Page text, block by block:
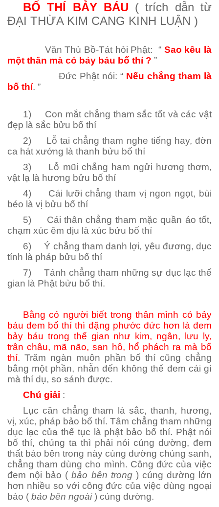
BỐ THÍ BẢY BÁU ( trích dẫn từ
ĐẠI THỪA KIM CANG KINH LUẬN )
Văn Thù Bồ-Tát hỏi Phật: “ Sao kêu là
một thân mà có bảy báu bố thí ? ”
Đức Phật nói: “ Nếu chẳng tham là
bố thí. ”
1) Con mắt chẳng tham sắc tốt và các vật
đẹp là sắc bửu bố thí
2) Lỗ tai chẳng tham nghe tiếng hay, đờn
ca hát xướng là thanh bửu bố thí
3) Lỗ mũi chẳng ham ngửi hương thơm,
vật lạ là hương bửu bố thí
4) Cái lưỡi chẳng tham vị ngon ngọt, bùi
béo là vị bửu bố thí
5) Cái thân chẳng tham mặc quần áo tốt,
chạm xúc êm dịu là xúc bửu bố thí
6) Ý chẳng tham danh lợi, yêu đương, dục
tính là pháp bửu bố thí
7) Tánh chẳng tham những sự dục lạc thế
gian là Phật bửu bố thí.
Bằng có người biết trong thân mình có bảy
báu đem bố thí thì đặng phước đức hơn là đem
bảy báu trong thế gian như kim, ngân, lưu ly,
trân châu, mã não, san hô, hổ phách ra mà bố
thí. Trăm ngàn muôn phần bố thí cũng chẳng
bằng một phần, nhẫn đến không thể đem cái gì
mà thí dụ, so sánh được.
Chú giải :
Lục căn chẳng tham là sắc, thanh, hương,
vị, xúc, pháp bảo bố thí. Tâm chẳng tham những
dục lạc của thế tục là phật bảo bố thí. Phật nói
bố thí, chúng ta thì phải nói cúng dường, đem
thất bảo bên trong này cúng dường chúng sanh,
chẳng tham dùng cho mình. Công đức của việc
đem nội bảo (bảo bên trong) cúng dường lớn
hơn nhiều so với công đức của việc dùng ngoại
bảo ( bảo bên ngoài) cúng dường.